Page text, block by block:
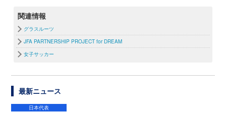
関連情報
グラスルーツ
JFA PARTNERSHIP PROJECT for DREAM
女子サッカー
最新ニュース
日本代表